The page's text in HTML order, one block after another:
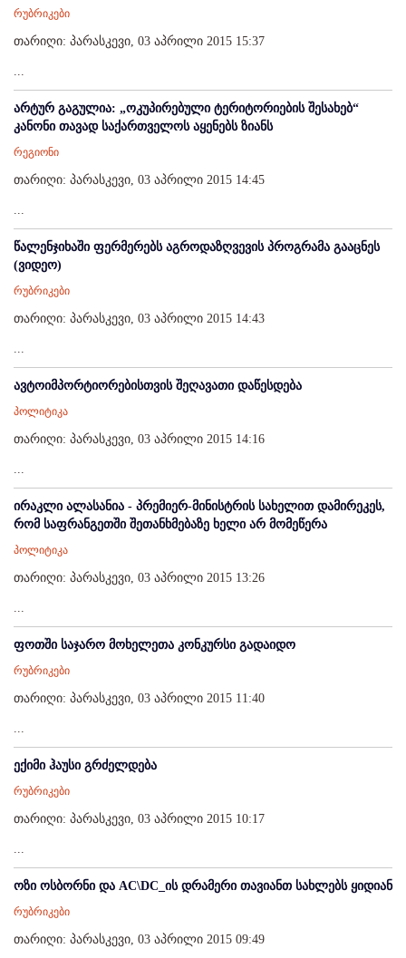
რუბრიკები
თარიღი: პარასკევი, 03 აპრილი 2015 15:37
...
არტურ გაგულია: „ოკუპირებული ტერიტორიების შესახებ“
კანონი თავად საქართველოს აყენებს ზიანს
რეგიონი
თარიღი: პარასკევი, 03 აპრილი 2015 14:45
...
წალენჯიხაში ფერმერებს აგროდაზღვევის პროგრამა გააცნეს
(ვიდეო)
რუბრიკები
თარიღი: პარასკევი, 03 აპრილი 2015 14:43
...
ავტოიმპორტიორებისთვის შეღავათი დაწესდება
პოლიტიკა
თარიღი: პარასკევი, 03 აპრილი 2015 14:16
...
ირაკლი ალასანია - პრემიერ-მინისტრის სახელით დამირეკეს,
რომ საფრანგეთში შეთანხმებაზე ხელი არ მომეწერა
პოლიტიკა
თარიღი: პარასკევი, 03 აპრილი 2015 13:26
...
ფოთში საჯარო მოხელეთა კონკურსი გადაიდო
რუბრიკები
თარიღი: პარასკევი, 03 აპრილი 2015 11:40
...
ექიმი ჰაუსი გრძელდება
რუბრიკები
თარიღი: პარასკევი, 03 აპრილი 2015 10:17
...
ოზი ოსბორნი და AC\DC_ის დრამერი თავიანთ სახლებს ყიდიან
რუბრიკები
თარიღი: პარასკევი, 03 აპრილი 2015 09:49